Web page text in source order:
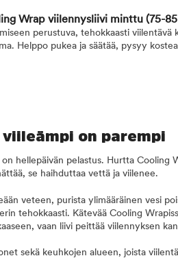
Wrap viilennysliivi minttu (75-
perustuva, tehokkaasti
Helppo pukea ja säätää, pysyy
viileämpi on parempi
hellepäivän pelastus. Hurtta Cooling
se haihduttaa vettä ja viilenee.
veteen, purista ylimääräinen vesi
tehokkaasti. Kätevää Cooling
vaan liivi peittää viilennyksen
sekä keuhkojen alueen, joista